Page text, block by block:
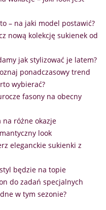
– na jaki model postawić?
nową kolekcję sukienek od
jak stylizować je latem?
ponadczasowy trend
wybierać?
fasony na obecny
na różne okazje
look
eleganckie sukienki z
będzie na topie
do zadań specjalnych
w tym sezonie?